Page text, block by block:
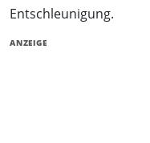
Entschleunigung.
ANZEIGE